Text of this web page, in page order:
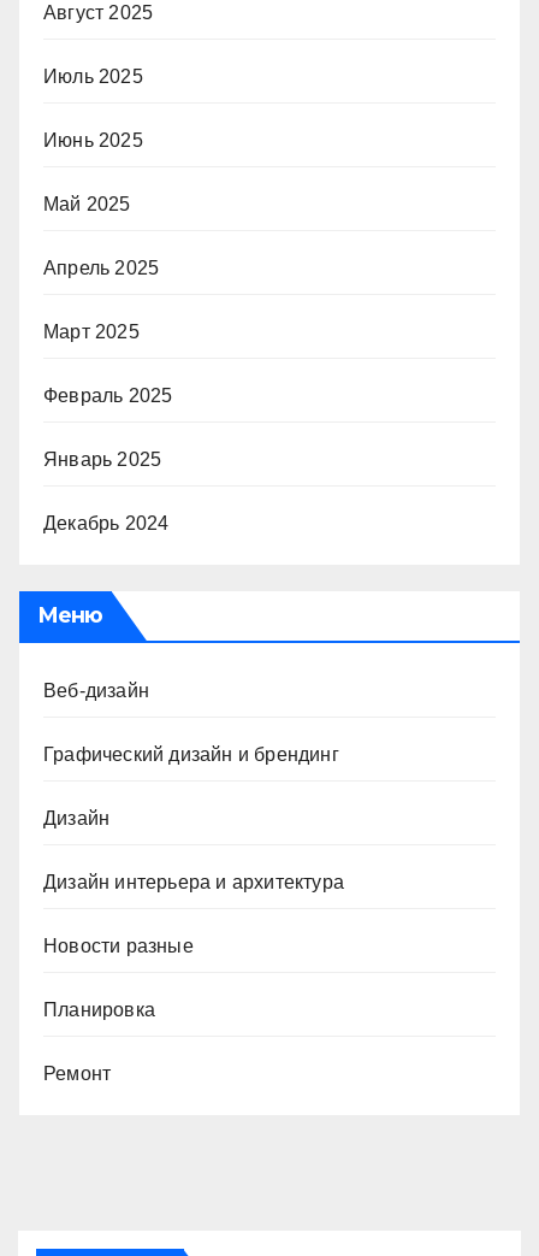
Август 2025
Июль 2025
Июнь 2025
Май 2025
Апрель 2025
Март 2025
Февраль 2025
Январь 2025
Декабрь 2024
Меню
Веб-дизайн
Графический дизайн и брендинг
Дизайн
Дизайн интерьера и архитектура
Новости разные
Планировка
Ремонт